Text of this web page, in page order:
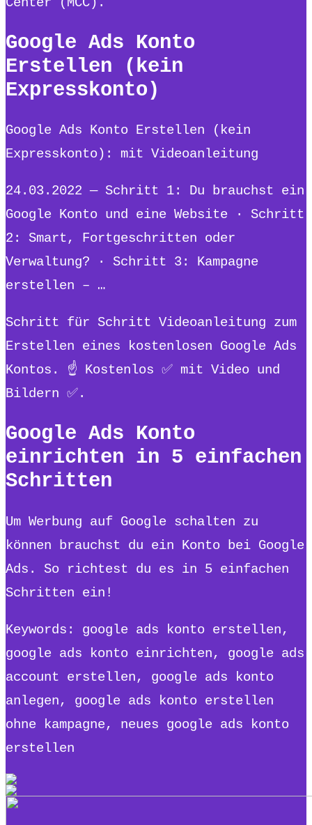
Google Ads Konto
Erstellen (kein
Expresskonto)
Google Ads Konto Erstellen (kein
Expresskonto): mit Videoanleitung
24.03.2022 — Schritt 1: Du brauchst ein
Google Konto und eine Website · Schritt
2: Smart, Fortgeschritten oder
Verwaltung? · Schritt 3: Kampagne
erstellen – …
Schritt für Schritt Videoanleitung zum
Erstellen eines kostenlosen Google Ads
Kontos. ☝ Kostenlos ✅ mit Video und
Bildern ✅.
Google Ads Konto
einrichten in 5 einfachen
Schritten
Um Werbung auf Google schalten zu
können brauchst du ein Konto bei Google
Ads. So richtest du es in 5 einfachen
Schritten ein!
Keywords: google ads konto erstellen,
google ads konto einrichten, google ads
account erstellen, google ads konto
anlegen, google ads konto erstellen
ohne kampagne, neues google ads konto
erstellen